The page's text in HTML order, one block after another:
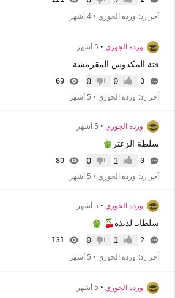
إعجاب عدم إعجاب
آخر رد: ورده الجوري • 4 أشهر
ورده الجوري • 5 أشهر
فتة المكدوس المقرمشة
0 إعجاب0 عدم إعجاب
0
69
آخر رد: ورده الجوري • 5 أشهر
ورده الجوري • 5 أشهر
سلطة الزعتر🫑
0 إعجاب1 عدم إعجاب
0
80
آخر رد: ورده الجوري • 5 أشهر
ورده الجوري • 5 أشهر
سلطاتـ لذيذة🍒 🫑
2 إعجاب1 عدم إعجاب
0
131
آخر رد: ورده الجوري • 5 أشهر
ورده الجوري • 5 أشهر